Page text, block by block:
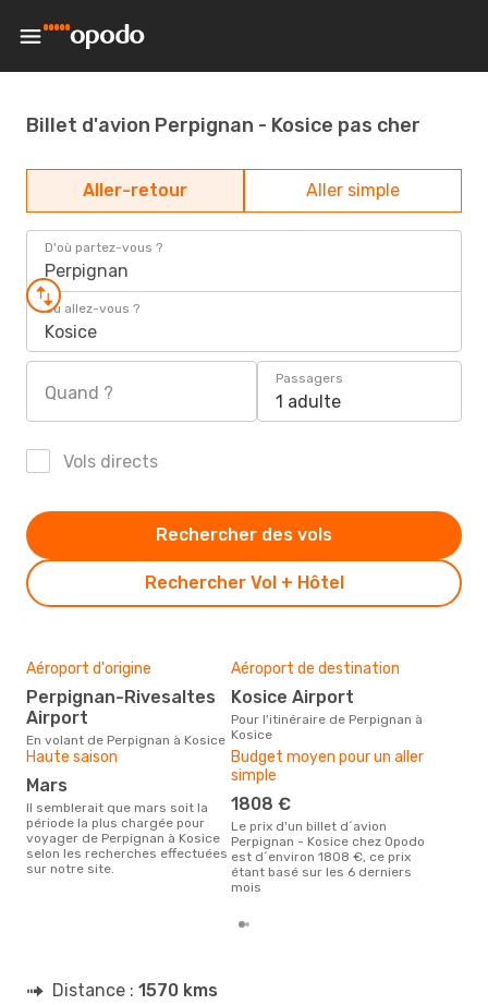
Billet d'avion Perpignan - Kosice pas cher
Aller-retour Aller simple
D'où partez-vous ?
Perpignan
Où allez-vous ?
Kosice
Quand ?
Passagers
1 adulte
Vols directs
Rechercher Vol + Hôtel
Rechercher des vols
Aéroport d'origine
Perpignan-Rivesaltes
Airport
En volant de Perpignan à Kosice
Aéroport de destination
Kosice Airport
Pour l'itinéraire de Perpignan à
Kosice
Haute saison
mars
Il semblerait que mars soit la
période la plus chargée pour
voyager de Perpignan à Kosice
selon les recherches effectuées
sur notre site.
Budget moyen pour un aller
simple
1808 €
Le prix d'un billet d´avion
Perpignan - Kosice chez Opodo
est d´environ 1808 €, ce prix
étant basé sur les 6 derniers
mois
Distance : 1570 kms